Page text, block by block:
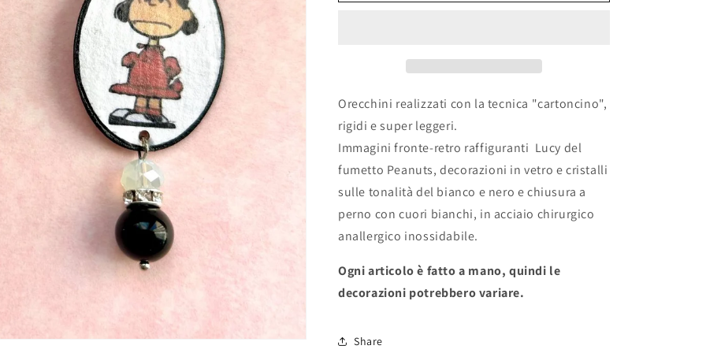
Orecchini realizzati con la tecnica "cartoncino",
rigidi e super leggeri.
Immagini fronte-retro raffiguranti Lucy del
fumetto Peanuts, decorazioni in vetro e cristalli
sulle tonalità del bianco e nero e chiusura a
perno con cuori bianchi, in acciaio chirurgico
anallergico inossidabile.
Ogni articolo è fatto a mano, quindi le
decorazioni potrebbero variare.
Share